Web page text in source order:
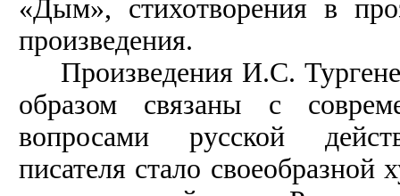
«Дым», стихотворения в
произведения.
Произведения И.С.
образом связаны с
вопросами русской
писателя стало своеобразной